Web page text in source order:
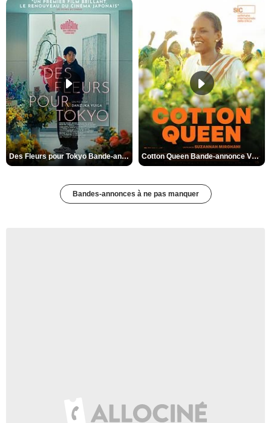
Des Fleurs pour Tokyo Bande-annonce VO STFR Cotton Queen Bande-annonce VO STFR
Bandes-annonces à ne pas manquer